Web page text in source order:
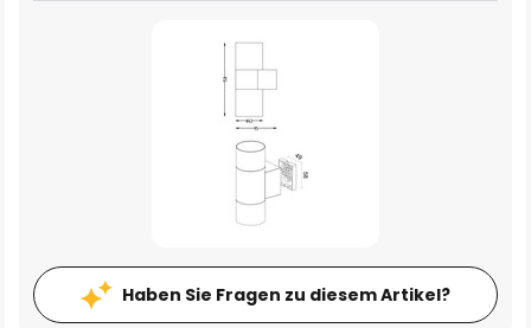
Haben Sie Fragen zu diesem Artikel?